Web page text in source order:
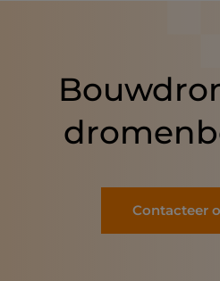
Contacteer